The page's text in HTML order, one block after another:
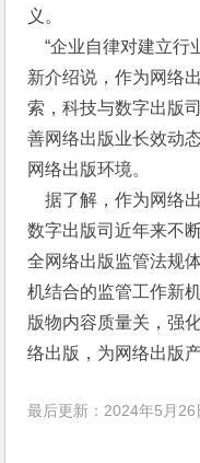
义。
“企业自律对建立行
新介绍说，作为网络
索，科技与数字出版
善网络出版业长效动
网络出版环境。
据了解，作为网络
数字出版司近年来不
全网络出版监管法规
机结合的监管工作新
版物内容质量关，强
络出版，为网络出版
最后更新：2024年5月26